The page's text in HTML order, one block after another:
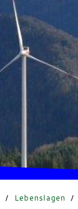
/ Lebenslagen /